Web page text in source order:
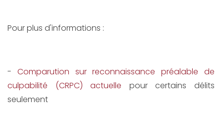
Pour plus d'informations :
- Comparution sur reconnaissance préalable de
culpabilité (CRPC) actuelle pour certains délits
seulement